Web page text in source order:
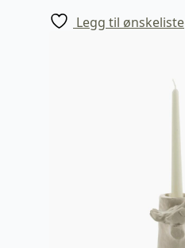
Legg til ønskeliste